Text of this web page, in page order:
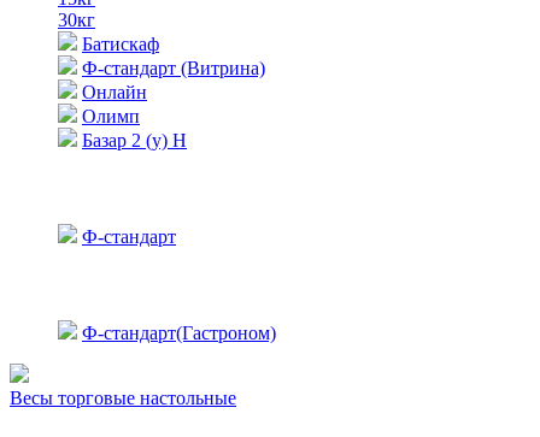
30кг
Батискаф
Ф-стандарт (Витрина)
Онлайн
Олимп
Базар 2 (у) Н
Ф-стандарт
Ф-стандарт(Гастроном)
Весы торговые настольные